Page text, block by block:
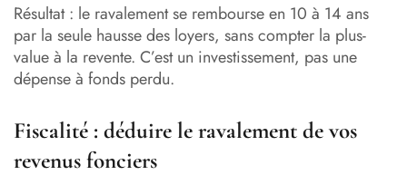
Résultat : le ravalement se rembourse en 10 à 14 ans
par la seule hausse des loyers, sans compter la plus-
value à la revente. C’est un investissement, pas une
dépense à fonds perdu.
Fiscalité : déduire le ravalement de vos
revenus fonciers